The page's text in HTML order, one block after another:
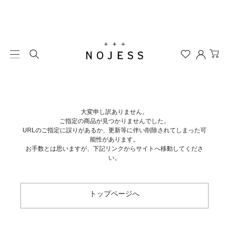
大変申し訳ありません。
ご指定の商品が見つかりませんでした。
URLのご指定に誤りがあるか、更新等に伴い削除されてしまった可
能性があります。
お手数とは思いますが、下記リンクからサイトへ移動してくださ
い。
トップページへ